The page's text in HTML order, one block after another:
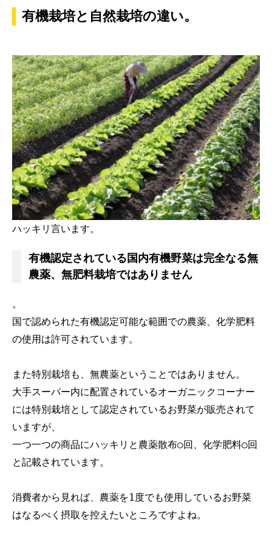
有機栽培と自然栽培の違い。
ハッキリ言います。
有機認定されている国内有機野菜は完全なる無
農薬、無肥料栽培ではありません
。
国で認められた有機認定可能な範囲での農薬、化学肥料
の使用は許可されています。
また特別栽培も、無農薬ということではありません。
大手スーパー内に配置されているオーガニックコーナー
には特別栽培として認定されているお野菜が販売されて
いますが、
一つ一つの商品にハッキリと農薬散布○回、化学肥料○回
と記載されています。
消費者から見れば、農薬を1度でも使用しているお野菜
はなるべく摂取を控えたいところですよね。